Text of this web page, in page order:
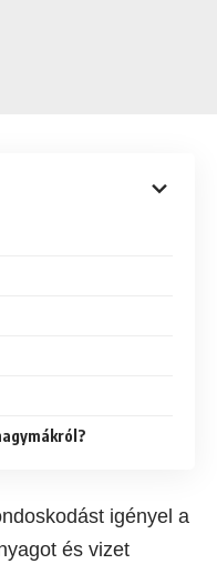
igényel a
és vizet